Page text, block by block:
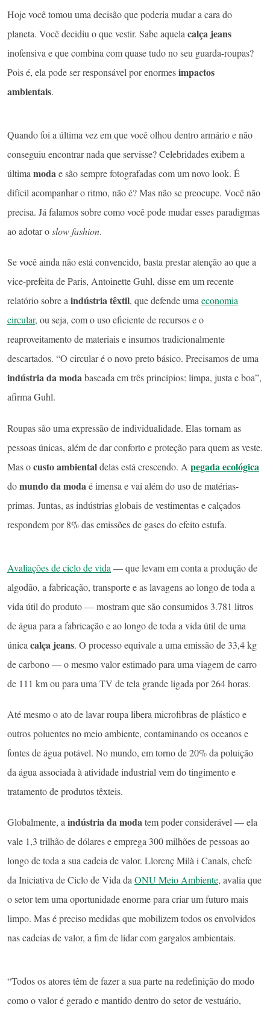
Hoje você tomou uma decisão que poderia mudar a cara do
planeta. Você decidiu o que vestir. Sabe aquela calça jeans
inofensiva e que combina com quase tudo no seu guarda-roupas?
Pois é, ela pode ser responsável por enormesimpactos
ambientais.
Quando foi a última vez em que você olhou dentro armário e não
conseguiu encontrar nada que servisse? Celebridades exibem a
última modae são sempre fotografadas com um novo look. É
difícil acompanhar o ritmo, não é? Mas não se preocupe. Você não
precisa. Já falamos sobre como você pode mudar esses paradigmas
ao adotar oslow fashion.
Se você ainda não está convencido, basta prestar atenção ao que a
vice-prefeita de Paris, Antoinette Guhl, disse em um recente
relatório sobre aindústria têxtil, que defende umaeconomia
circular, ou seja, com o uso eficiente de recursos e o
reaproveitamento de materiais e insumos tradicionalmente
descartados. “O circular é o novo preto básico. Precisamos de uma
indústria da modabaseada em três princípios: limpa, justa e boa”,
afirma Guhl.
Roupas são uma expressão de individualidade. Elas tornam as
pessoas únicas, além de dar conforto e proteção para quem as veste.
Mas ocusto ambientaldelas está crescendo. A pegada ecológica
domundo da moda é imensa e vai além do uso de matérias-
primas. Juntas, as indústrias globais de vestimentas e calçados
respondem por 8% das emissões de gases do efeito estufa.
Avaliações de ciclo de vida — que levam em conta a produção de
algodão, a fabricação, transporte e as lavagens ao longo de toda a
vida útil do produto — mostram que são consumidos 3.781 litros
de água para a fabricação e ao longo de toda a vida útil de uma
única calça jeans. O processo equivale a uma emissão de 33,4 kg
de carbono — o mesmo valor estimado para uma viagem de carro
de 111 km ou para uma TV de tela grande ligada por 264 horas.
Até mesmo o ato de lavar roupa libera microfibras de plástico e
outros poluentes no meio ambiente, contaminando os oceanos e
fontes de água potável. No mundo, em torno de 20% da poluição
da água associada à atividade industrial vem do tingimento e
tratamento de produtos têxteis.
Globalmente, a indústria da modatem poder considerável — ela
vale 1,3 trilhão de dólares e emprega 300 milhões de pessoas ao
longo de toda a sua cadeia de valor. Llorenç Milà i Canals, chefe
da Iniciativa de Ciclo de Vida da ONU Meio Ambiente, avalia que
o setor tem uma oportunidade enorme para criar um futuro mais
limpo. Mas é preciso medidas que mobilizem todos os envolvidos
nas cadeias de valor, a fim de lidar com gargalos ambientais.
“Todos os atores têm de fazer a sua parte na redefinição do modo
como o valor é gerado e mantido dentro do setor de vestuário,